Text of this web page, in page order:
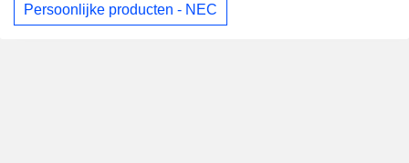
Persoonlijke producten - NEC